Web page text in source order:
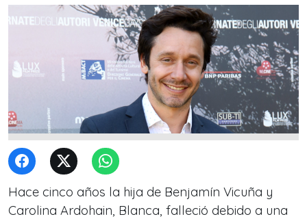
Hace cinco años la hija de Benjamín Vicuña y
Carolina Ardohain, Blanca, falleció debido a una